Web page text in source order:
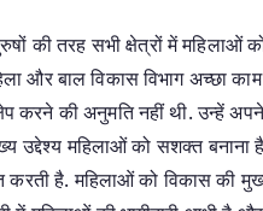
की तरह सभी क्षेत्रों में महिलाओं
और बाल विकास विभाग अच्छा
करने की अनुमति नहीं थी. उन्हें
महिलाओं को सशक्त बनाना
करती है. महिलाओं को विकास की